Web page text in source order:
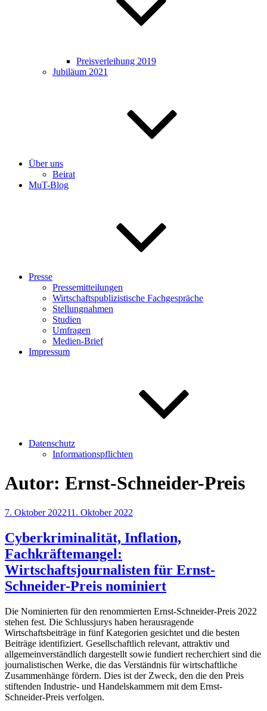
Preisverleihung 2019
Jubiläum 2021
Über uns
Beirat
MuT-Blog
Presse
Pressemitteilungen
Wirtschaftspublizistische Fachgespräche
Stellungnahmen
Studien
Umfragen
Medien-Brief
Impressum
Datenschutz
Informationspflichten
Autor: Ernst-Schneider-Preis
Veröffentlicht
7. Oktober 202211. Oktober 2022
Cyberkriminalität, Inflation,
Fachkräftemangel:
Wirtschaftsjournalisten für Ernst-
Schneider-Preis nominiert
Die Nominierten für den renommierten Ernst-Schneider-Preis 2022
stehen fest. Die Schlussjurys haben herausragende
Wirtschaftsbeiträge in fünf Kategorien gesichtet und die besten
Beiträge identifiziert. Gesellschaftlich relevant, attraktiv und
allgemeinverständlich dargestellt sowie fundiert recherchiert sind die
journalistischen Werke, die das Verständnis für wirtschaftliche
Zusammenhänge fördern. Dies ist der Zweck, den die den Preis
stiftenden Industrie- und Handelskammern mit dem Ernst-
Schneider-Preis verfolgen.